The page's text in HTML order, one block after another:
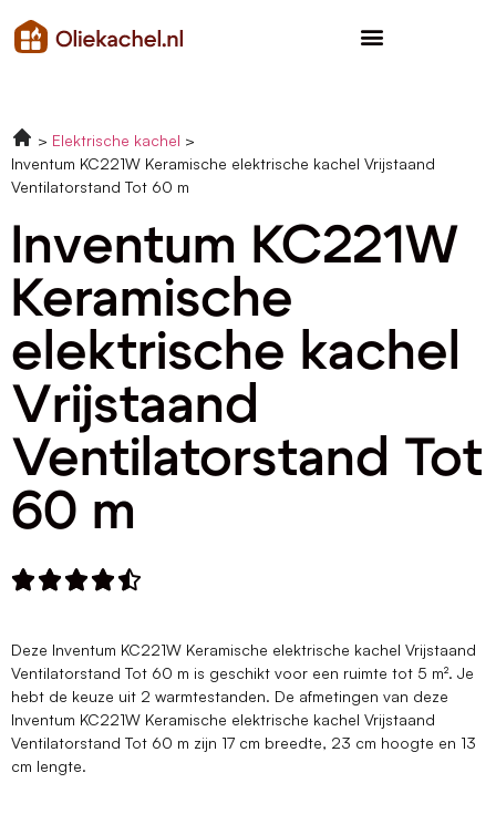
Elektrische kachel
Inventum KC221W Keramische elektrische kachel Vrijstaand
Ventilatorstand Tot 60 m
Inventum KC221W
Keramische
elektrische kachel
Vrijstaand
Ventilatorstand Tot
60 m

Deze Inventum KC221W Keramische elektrische kachel Vrijstaand
Ventilatorstand Tot 60 m is geschikt voor een ruimte tot 5 m². Je
hebt de keuze uit 2 warmtestanden. De afmetingen van deze
Inventum KC221W Keramische elektrische kachel Vrijstaand
Ventilatorstand Tot 60 m zijn 17 cm breedte, 23 cm hoogte en 13
cm lengte.